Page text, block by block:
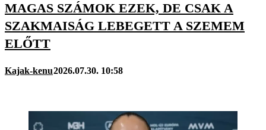
MAGAS SZÁMOK EZEK, DE CSAK A
SZAKMAISÁG LEBEGETT A SZEMEM
ELŐTT
Kajak-kenu2026.07.30. 10:58